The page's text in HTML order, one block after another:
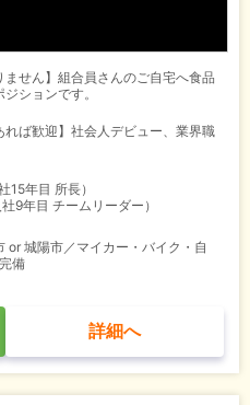
ません】組合員さんのご自宅へ食品
ションです。
れば歓迎】社会人デビュー、業界職
15年目 所長）
9年目 チームリーダー）
or 城陽市／マイカー・バイク・自
備
詳細へ